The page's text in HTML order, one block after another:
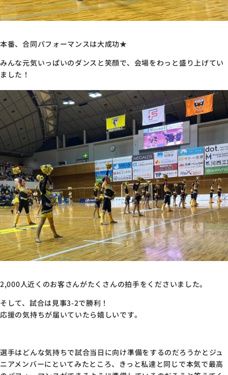
本番、合同パフォーマンスは大成功★
みんな元気いっぱいのダンスと笑顔で、会場をわっと盛り上げてい
ました！
2,000人近くのお客さんがたくさんの拍手をくださいました。
そして、試合は見事3-2で勝利！
応援の気持ちが届いていたら嬉しいです。
選手はどんな気持ちで試合当日に向け準備をするのだろうかとジュ
ニアメンバーにといてみたところ、きっと私達と同じで本気で最高